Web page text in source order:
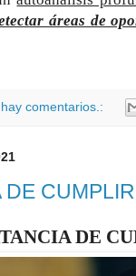
áreas de
hay comentarios.:
DE
DE